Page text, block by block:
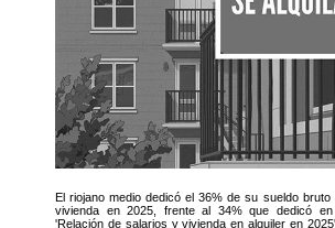
El riojano medio dedicó el 36% de su sueldo
vivienda en 2025, frente al 34% que dedicó
'Relación de salarios y vivienda en alquiler en